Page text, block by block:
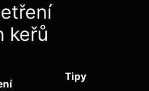
keřů
Tipy